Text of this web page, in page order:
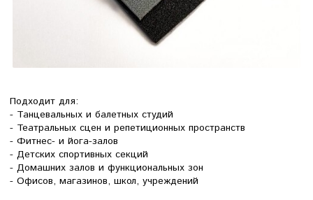
Подходит для:
- Танцевальных и балетных студий
- Театральных сцен и репетиционных пространств
- Фитнес- и йога-залов
- Детских спортивных секций
- Домашних залов и функциональных зон
- Офисов, магазинов, школ, учреждений